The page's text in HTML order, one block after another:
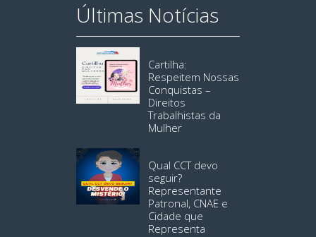
Últimas Notícias
Cartilha:
Respeitem Nossas
Conquistas –
Direitos
Trabalhistas da
Mulher
Qual CCT devo
seguir?
Representante
Patronal, CNAE e
Cidade que
Representa